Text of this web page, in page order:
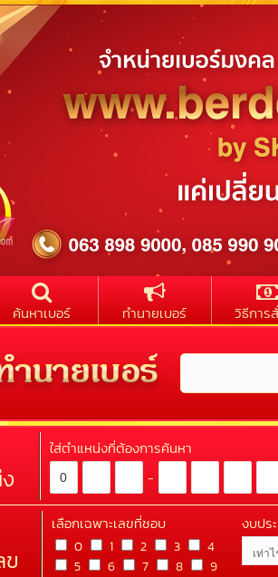
ค้นหาเบอร์ ทำนายเบอร์ วิธีการ
ใส่ตำแหน่งที่ต้องการค้นหา
-
ข
เลือกเฉพาะเลขที่ชอบ
0 1 2 3
4
5
6 7 8 9
งบปร